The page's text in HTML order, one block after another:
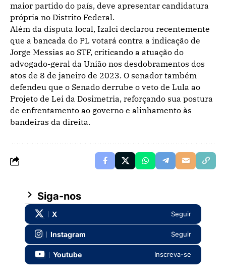
maior partido do país, deve apresentar candidatura
própria no Distrito Federal.
Além da disputa local, Izalci declarou recentemente
que a bancada do PL votará contra a indicação de
Jorge Messias ao STF, criticando a atuação do
advogado-geral da União nos desdobramentos dos
atos de 8 de janeiro de 2023. O senador também
defendeu que o Senado derrube o veto de Lula ao
Projeto de Lei da Dosimetria, reforçando sua postura
de enfrentamento ao governo e alinhamento às
bandeiras da direita.
Siga-nos
X Seguir
Instagram Seguir
Youtube Inscreva-se